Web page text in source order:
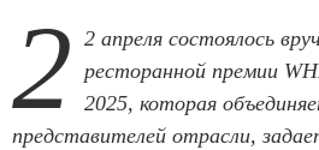
2 2 апреля состоялось
ресторанной премии
2025, которая
представителей отрасли,